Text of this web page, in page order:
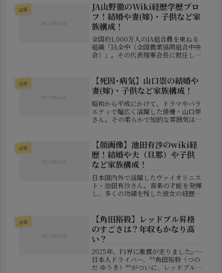
話題
JA山野徹のWiki経歴学歴プロ
フ！結婚や妻(嫁)・子供など家
族構成！
全国約1,000万人のJA組合員を束ねる
組織「JA全中（全国農業協同組合中央
会）」。その代表理事会長に就任した
牽引する存在として、近年ますます注
目を集めています。今回は、山野...
話題
【死因･病気】山口崇の結婚や
妻(嫁)・子供など家族構成！
昭和から平成にかけて、ドラマやバラ
エティで幅広く活躍した俳優・山口崇
さん。その柔らかで知的な雰囲気は、
歳で亡くなったという報に、多くのフ
ァンが胸を痛めました。今回は...
話題
【顔画像】池田有沙のwiki経
歴！結婚や夫（旦那）や子供
など家族構成！
日本国内外で活躍したヴァイオリニス
ト・池田有沙さん。音楽の才能を発揮
し、多くの功績を残した彼女の経歴や
沙のwikiプロフィール池田さんのプ
ロフィールです。名前：池田 有沙（...
話題
【角田裕毅】レッドブル昇格
のすごさは？年収もかなり高
い？
2025年、F1界に激震が走りました――。
日本人ドライバー、**角田裕毅（つの
だ ゆうき）**がついに、レッドブル本